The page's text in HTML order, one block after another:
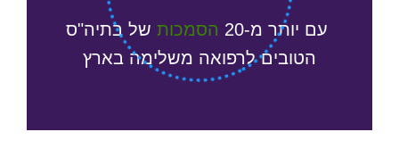
עם יותר מ-20 הסמכות של בתיה"ס
הטובים לרפואה משלימה בארץ